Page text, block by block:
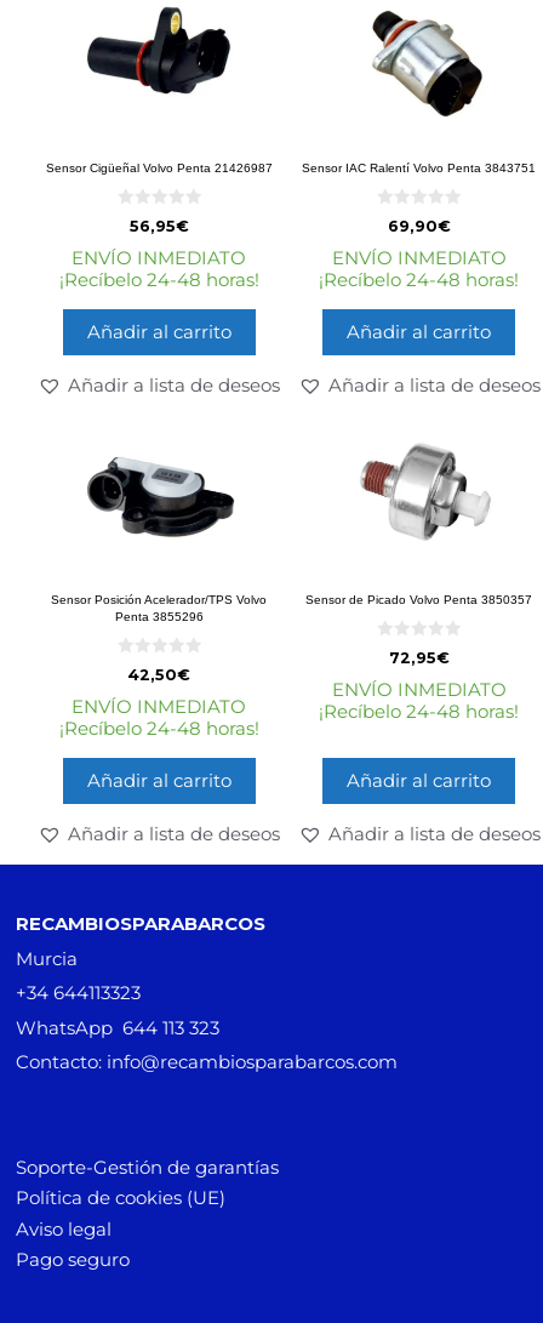
Sensor Cigüeñal Volvo Penta 21426987
e
5
56,95€
ENVÍO INMEDIATO
¡Recíbelo 24-48 horas!
Añadir al carrito
Añadir a lista de deseos
Sensor IAC Ralentí Volvo Penta 3843751
e
5
69,90€
ENVÍO INMEDIATO
¡Recíbelo 24-48 horas!
Añadir al carrito
Añadir a lista de deseos
Sensor Posición Acelerador/TPS Volvo
Penta 3855296
e
5
42,50€
ENVÍO INMEDIATO
¡Recíbelo 24-48 horas!
Añadir al carrito
Añadir a lista de deseos
Sensor de Picado Volvo Penta 3850357
e
5
72,95€
ENVÍO INMEDIATO
¡Recíbelo 24-48 horas!
Añadir al carrito
Añadir a lista de deseos
RECAMBIOSPARABARCOS
Murcia
+34 644113323
WhatsApp 644 113 323
Contacto: info@recambiosparabarcos.com
Soporte-Gestión de garantías
Política de cookies (UE)
Aviso legal
Pago seguro